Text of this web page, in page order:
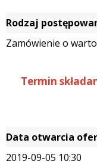
Rodzaj
Zamówienie o
Termin
Data otwarcia
2019-09-05 10:30